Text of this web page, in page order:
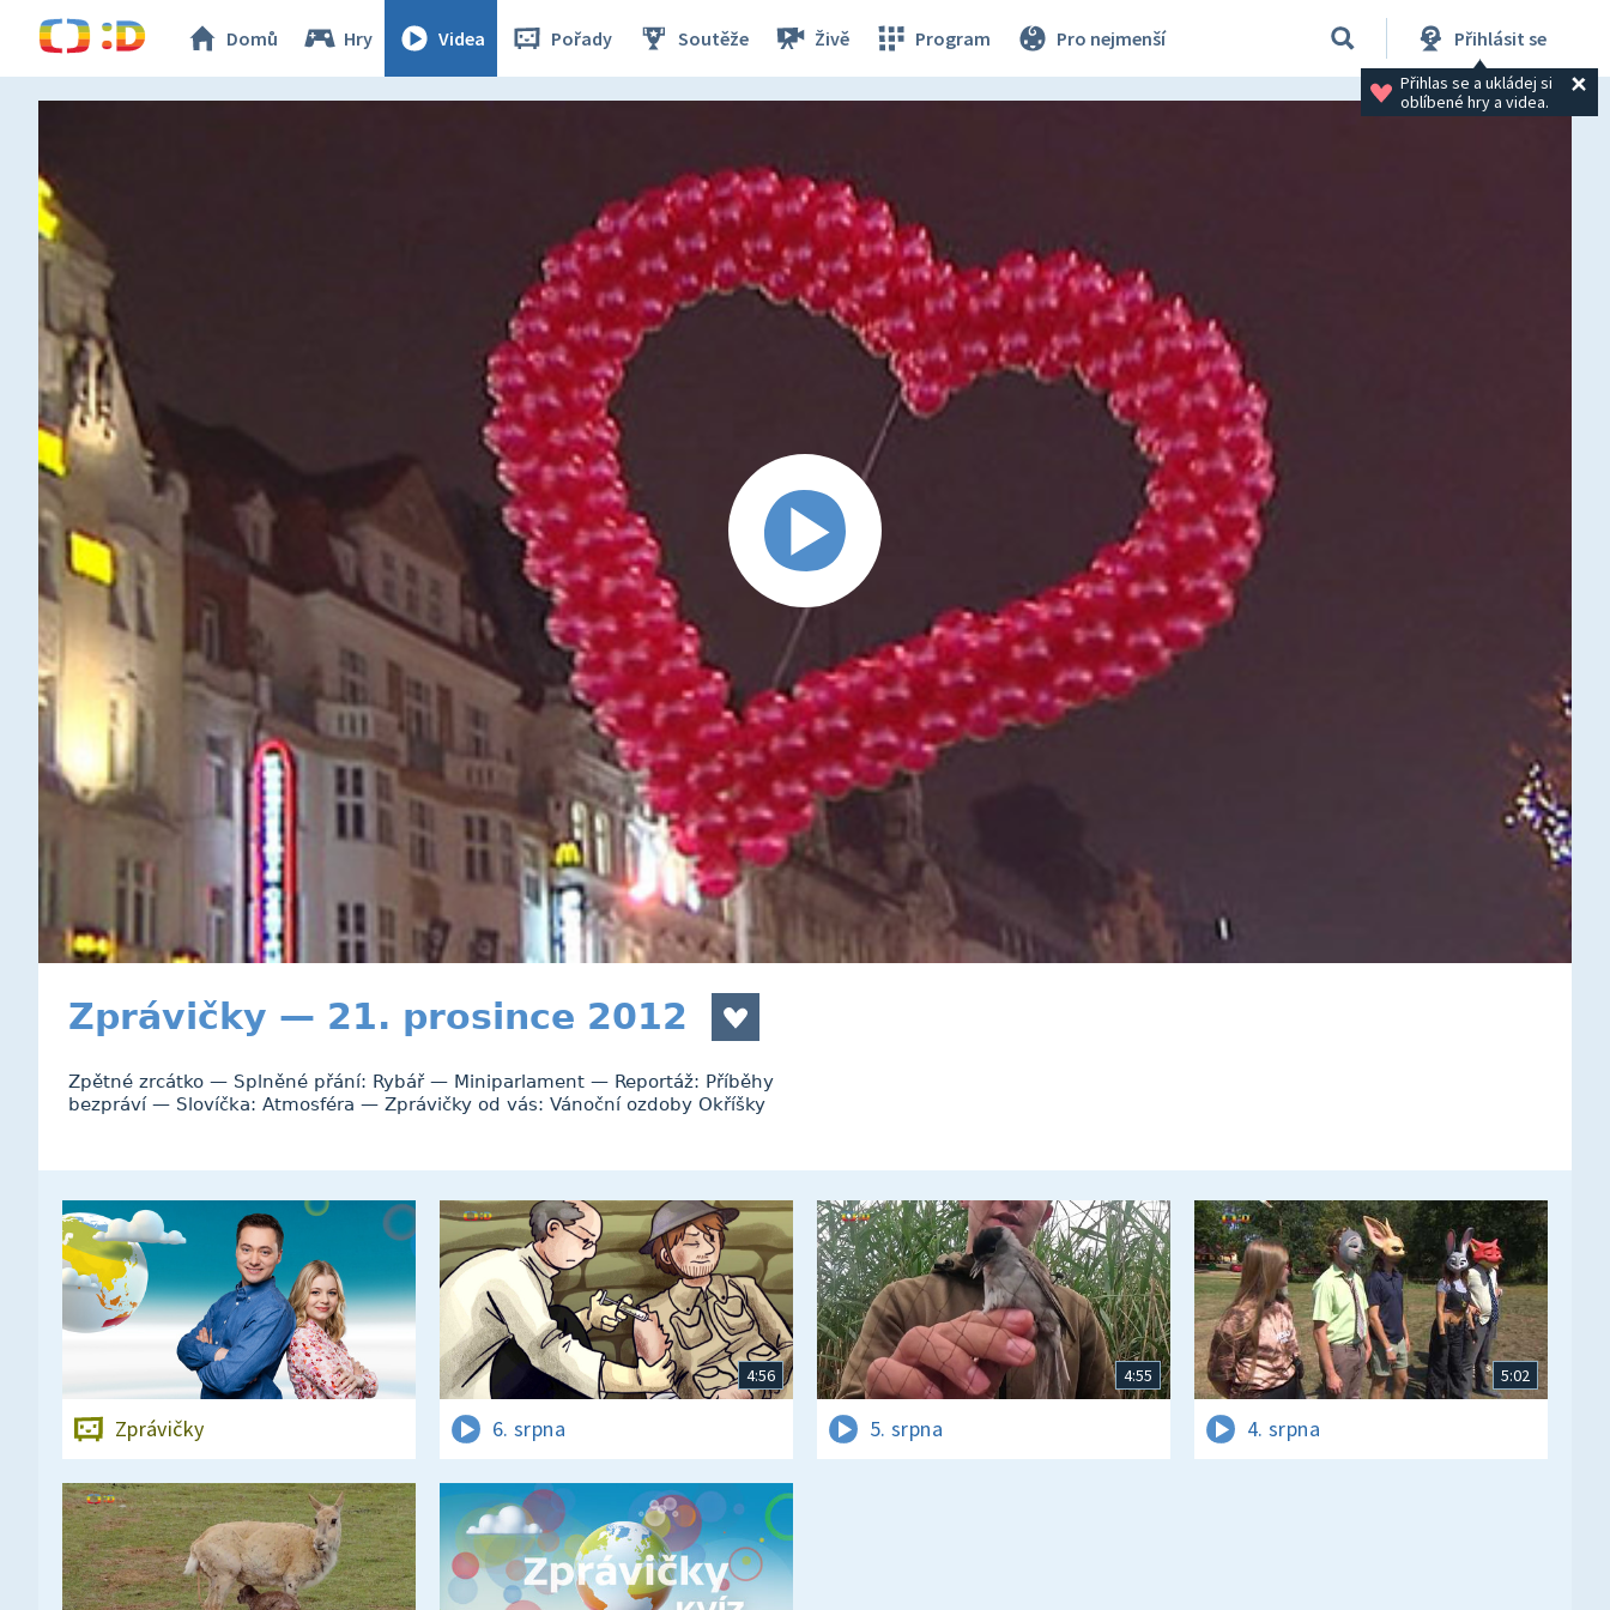
Domů Hry Videa Pořady Soutěže Živě Program Pro nejmenší Přihlásit se
Přihlas se a ukládej si
oblíbené hry a videa.
Zprávičky — 21. prosince 2012
Zpětné zrcátko — Splněné přání: Rybář — Miniparlament — Reportáž: Příběhy
bezpráví — Slovíčka: Atmosféra — Zprávičky od vás: Vánoční ozdoby Okříšky
Zprávičky
4:56
6. srpna
4:55
5. srpna
5:02
4. srpna